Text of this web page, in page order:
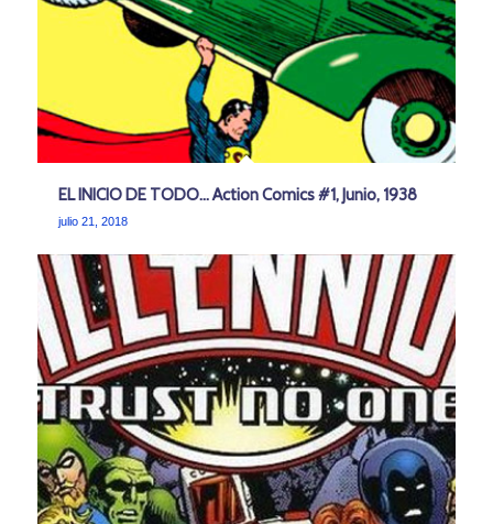
EL INICIO DE TODO… Action Comics #1, Junio, 1938
julio 21, 2018